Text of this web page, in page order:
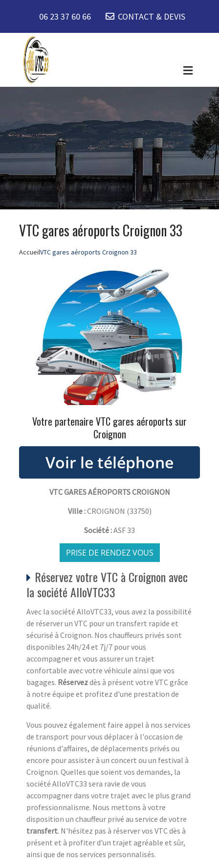
06 23 37 60 66 CONTACT & DEVIS
VTC gares aéroports Croignon 33
AccueilVTC gares aéroports Croignon 33
Votre partenaire VTC gares aéroports sur
Croignon
VTC GARES AÉROPORTS CROIGNON
Ville :CROIGNON (33750)
Société :ASF 33
PRISE DE RENDEZ VOUS
Réservez votre VTC à Croignon avec
la société AlloVTC33
Avec la société AlloVTC33, vous avez la possibilité
de réserver un VTC pour un transfert rapide et
sécurisé à Croignon. Nos chauffeurs privés sont
disponibles 24h/24 et 7j/7 pour vous
accompagner et vous assurer un trajet
confortable avec votre véhicule ainsi que vos
bagages. Réservezdès à présent votre VTC grâce
à notre équipe et profitez d'une prestation de
qualité.
Vous pouvez également faire appel à nos services
de transport pour vous déplacer à l'occasion de
réunions d'affaires, de déplacements privés ou
encore pour assister à un concert ou un festival à
Croignon. Quelles que soient vos demandes, la
société AlloVTC33 sera ravie de vous
accompagner dans votre trajet avec le plus grand
professionnalisme. Nous mettons à votre
disposition un chauffeur privé au service de votre
transfert. N'hésitez pas à réserver vos VTC dès à
présent et à profiter d'un trajet agréable et sûr,
ainsi que de nos services personnalisés.